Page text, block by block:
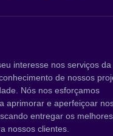
interesse nos serviços da
de nossos
Nós nos esforçamos
aprimorar e aperfeiçoar
entregar os melhores
nossos clientes.